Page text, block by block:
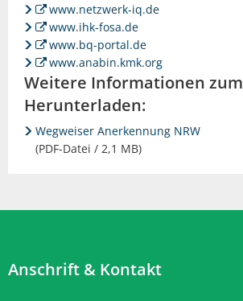
www.netzwerk-iq.de
www.ihk-fosa.de
www.bq-portal.de
www.anabin.kmk.org
Weitere Informationen zum
Herunterladen:
Wegweiser Anerkennung NRW
(PDF-Datei / 2,1 MB)
Anschrift & Kontakt